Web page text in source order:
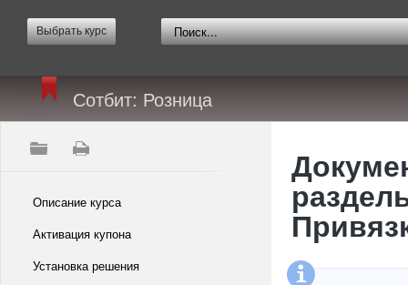
Выбрать курс
Сотбит: Розница
Описание курса
Активация купона
Установка решения